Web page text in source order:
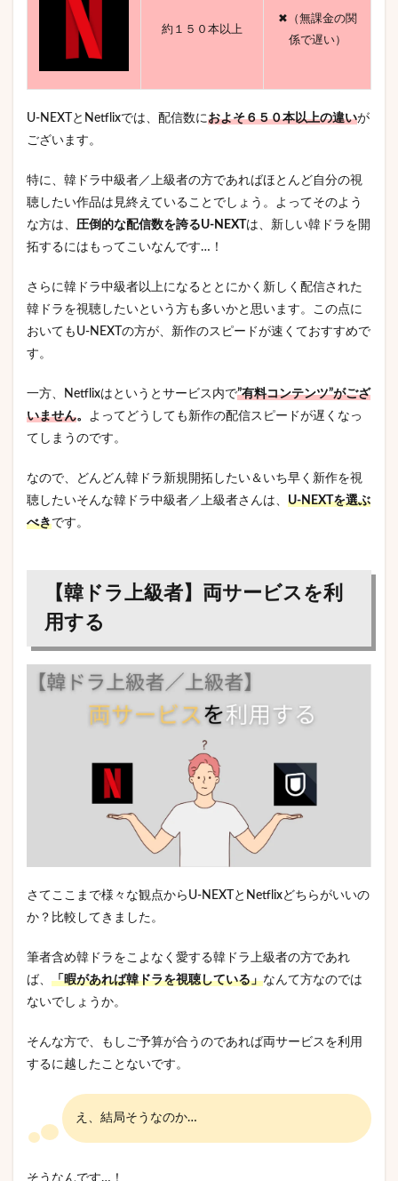
約１５０本以上
✖︎（無課金の関
係で遅い）
U-NEXTとNetflixでは、配信数におよそ６５０本以上の違いが
ございます。
特に、韓ドラ中級者／上級者の方であればほとんど自分の視
聴したい作品は見終えていることでしょう。よってそのよう
な方は、 圧倒的な配信数を誇るU-NEXT は、新しい韓ドラを開
拓するにはもってこいなんです…！
さらに韓ドラ中級者以上になるととにかく新しく配信された
韓ドラを視聴したいという方も多いかと思います。この点に
おいてもU-NEXTの方が、新作のスピードが速くておすすめで
す。
一方、Netflixはというとサービス内で”有料コンテンツ”がござ
いません。 よってどうしても新作の配信スピードが遅くなっ
てしまうのです。
なので、どんどん韓ドラ新規開拓したい＆いち早く新作を視
聴したいそんな韓ドラ中級者／上級者さんは、 U-NEXTを選ぶ
べきです。
【韓ドラ上級者】両サービスを利
用する
さてここまで様々な観点からU-NEXTとNetflixどちらがいいの
か？比較してきました。
筆者含め韓ドラをこよなく愛する韓ドラ上級者の方であれ
ば、 「暇があれば韓ドラを視聴している」なんて方なのでは
ないでしょうか。
そんな方で、もしご予算が合うのであれば両サービスを利用
するに越したことないです。
え、結局そうなのか…
そうなんです…！